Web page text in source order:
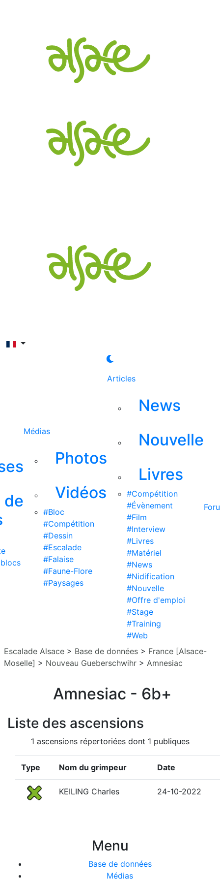
de
Médias
Photos
Vidéos
#Bloc
#Compétition
#Dessin
#Escalade
#Falaise
#Faune-Flore
#Paysages
Articles
News
Nouvelle
Livres
#Compétition
#Évènement
#Film
#Interview
#Livres
#Matériel
#News
#Nidification
#Nouvelle
#Offre d'emploi
#Stage
#Training
#Web
Escalade Alsace > Base de données > France [Alsace-
Moselle] > Nouveau Gueberschwihr > Amnesiac
Amnesiac - 6b+
Liste des ascensions
1 ascensions répertoriées dont 1 publiques
Type Nom du grimpeur Date
KEILING Charles 24-10-2022
Menu
Base de données
Médias